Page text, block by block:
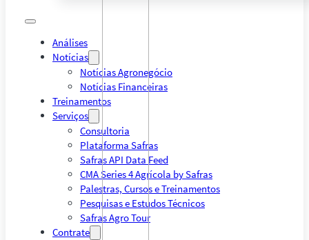
Análises
Notícias
Notícias Agronegócio
Notícias Financeiras
Treinamentos
Serviços
Consultoria
Plataforma Safras
Safras API Data Feed
CMA Series 4 Agrícola by Safras
Palestras, Cursos e Treinamentos
Pesquisas e Estudos Técnicos
Safras Agro Tour
Contrate